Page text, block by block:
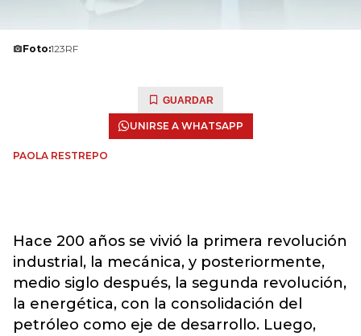
Foto:123RF
GUARDAR
UNIRSE A WHATSAPP
PAOLA RESTREPO
Hace 200 años se vivió la primera revolución
industrial, la mecánica, y posteriormente,
medio siglo después, la segunda revolución,
la energética, con la consolidación del
petróleo como eje de desarrollo. Luego,